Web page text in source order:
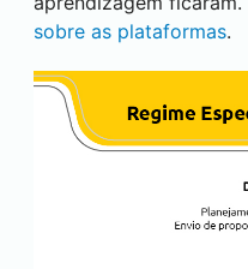
sobre as plataformas.